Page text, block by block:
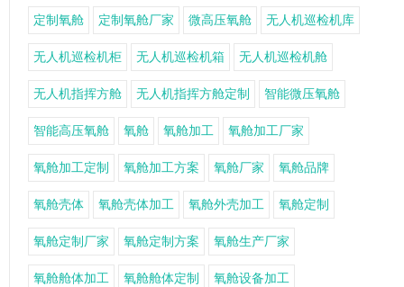
定制氧舱 定制氧舱厂家 微高压氧舱 无人机巡检机库
无人机巡检机柜 无人机巡检机箱 无人机巡检机舱
无人机指挥方舱 无人机指挥方舱定制 智能微压氧舱
智能高压氧舱 氧舱 氧舱加工 氧舱加工厂家
氧舱加工定制 氧舱加工方案 氧舱厂家 氧舱品牌
氧舱壳体 氧舱壳体加工 氧舱外壳加工 氧舱定制
氧舱定制厂家 氧舱定制方案 氧舱生产厂家
氧舱舱体加工 氧舱舱体定制 氧舱设备加工